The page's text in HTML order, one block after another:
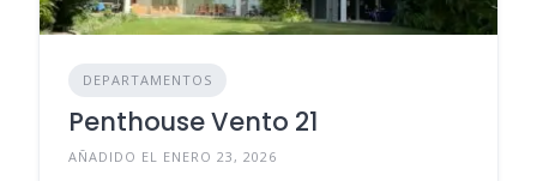
DEPARTAMENTOS
Penthouse Vento 21
AÑADIDO EL ENERO 23, 2026